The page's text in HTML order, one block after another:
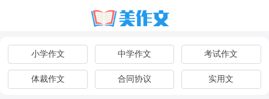
小学作文 中学作文 考试作文
体裁作文 合同协议 实用文